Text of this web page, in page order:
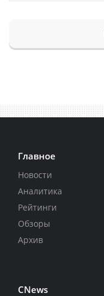
Главное
Новости
Аналитика
Рейтинги
Обзоры
Архив
CNews